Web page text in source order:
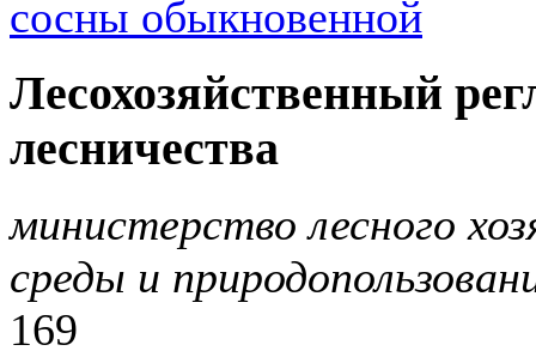
сосны обыкновенной
Лесохозяйственный
лесничества
министерство лесного
среды и
169